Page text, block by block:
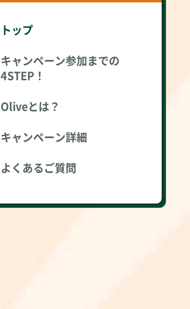
トップ
キャンペーン参加までの
4STEP！
Oliveとは？
キャンペーン詳細
よくあるご質問